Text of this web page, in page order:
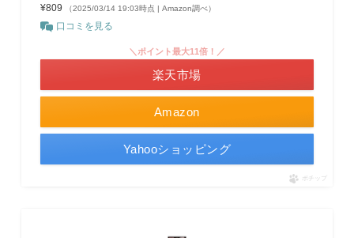
¥809 （2025/03/14 19:03時点 | Amazon調べ）
口コミを見る
Amazon
＼ポイント最大11倍！／
楽天市場
Yahooショッピング
ポチップ